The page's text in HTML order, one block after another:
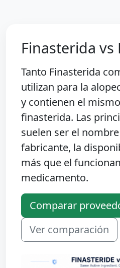
Finasterida vs
Tanto Finasterida
utilizan para la
y contienen el
finasterida. Las
suelen ser el
fabricante, la
más que el
medicamento.
Comparar
Ver comparación